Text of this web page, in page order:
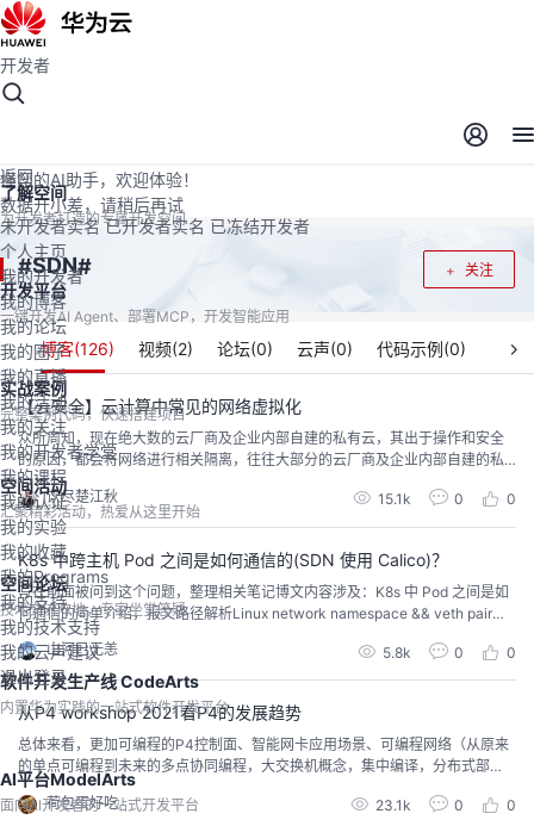
开发者空间
开发者空间
了解空间
为开发者打造的专属开发空间
开发平台
一键开发AI Agent、部署MCP，开发智能应用
实战案例
完整案例代码，快速搭建项目
空间活动
汇聚精彩活动，热爱从这里开始
空间论坛
技术交流阵地，专家坐堂答疑
软件开发生产线 CodeArts
内置华为实践的一站式软件开发平台
AI平台ModelArts
面向AI开发者的一站式开发平台
开发者
返回
未开发者实名 已开发者实名 已冻结开发者
个人主页
我的开发者
我的博客
我的论坛
我的圈子
我的直播
我的活动
我的关注
我的开发者学堂
我的课程
我的认证
我的实验
我的收藏
我的Programs
我的支持
我的技术支持
我的云声建议
退出登录
懂您的AI助手，欢迎体验！
数据开小差，请稍后再试
关注
#SDN#
博客(126) 视频(2) 论坛(0) 云声(0) 代码示例(0)
【云安全】云计算中常见的网络虚拟化
众所周知，现在绝大数的云厂商及企业内部自建的私有云，其出于操作和安全
的原因，都会将网络进行相关隔离，往往大部分的云厂商及企业内部自建的私
有云其都会选用SDN网络虚拟化，因为对于他们来说，SDN网络虚拟化它不仅
提供了有效的安全边界隔离，范围很广的软件定义网络，更对现有的网络提供
了更高的灵活性，隔离性及扩展性。
饮尽楚江秋 15.1k 0 0
K8s 中跨主机 Pod 之间是如何通信的(SDN 使用 Calico)？
写在前面被问到这个问题，整理相关笔记博文内容涉及：K8s 中 Pod 之间是如
何通信的简单介绍，报文路径解析Linux network namespace && veth pair简
单介绍理解 跨节点 Pod 通信，需要理解 network namespace 和 veth pair没
接触的小伙伴可以先看这两部分理解不足小伙伴帮忙指正中国式催婚：爱不爱
不重要，重要的是把婚结了。过的幸不幸福不...
山河已无恙 5.8k 0 0
从P4 workshop 2021看P4的发展趋势
总体来看，更加可编程的P4控制面、智能网卡应用场景、可编程网络（从原来
的单点可编程到未来的多点协同编程，大交换机概念，集中编译，分布式部
署）、服务化/多租户化可编程资源（用于网络测量、网内计算）是可编程网络
趋势。荷包蛋好吃 23.1k 0 0